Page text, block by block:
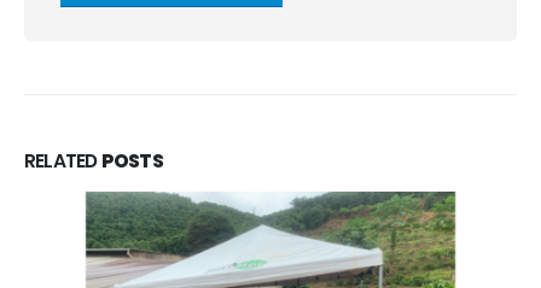
RELATEDPOSTS